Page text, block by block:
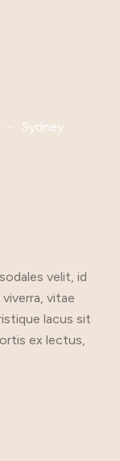
In
California
Sydney
England
Australia
metus,
Canada
In
California
Sydney
velit, id
vitae
lacus sit
ex lectus,